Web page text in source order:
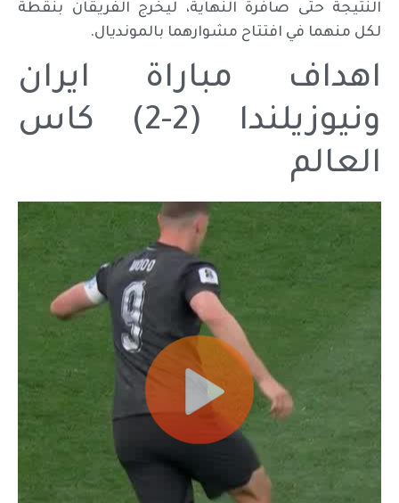
النتيجة حتى صافرة النهاية، ليخرج الفريقان بنقطة
لكل منهما في افتتاح مشوارهما بالمونديال.
اهداف مباراة ايران
ونيوزيلندا (2-2) كاس
العالم